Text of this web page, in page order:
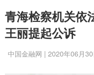
青海检察机关依
王丽提起公诉
中国金融网 | 2020年06月